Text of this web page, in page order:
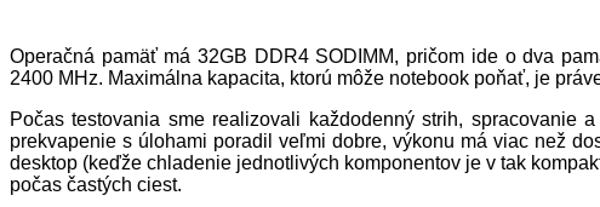
Operačná pamäť má 32GB DDR4 SODIMM, pričom ide o dva
2400 MHz. Maximálna kapacita, ktorú môže notebook poňať, je
Počas testovania sme realizovali každodenný strih,
prekvapenie s úlohami poradil veľmi dobre, výkonu má viac než
desktop (keďže chladenie jednotlivých komponentov je v tak
počas častých ciest.